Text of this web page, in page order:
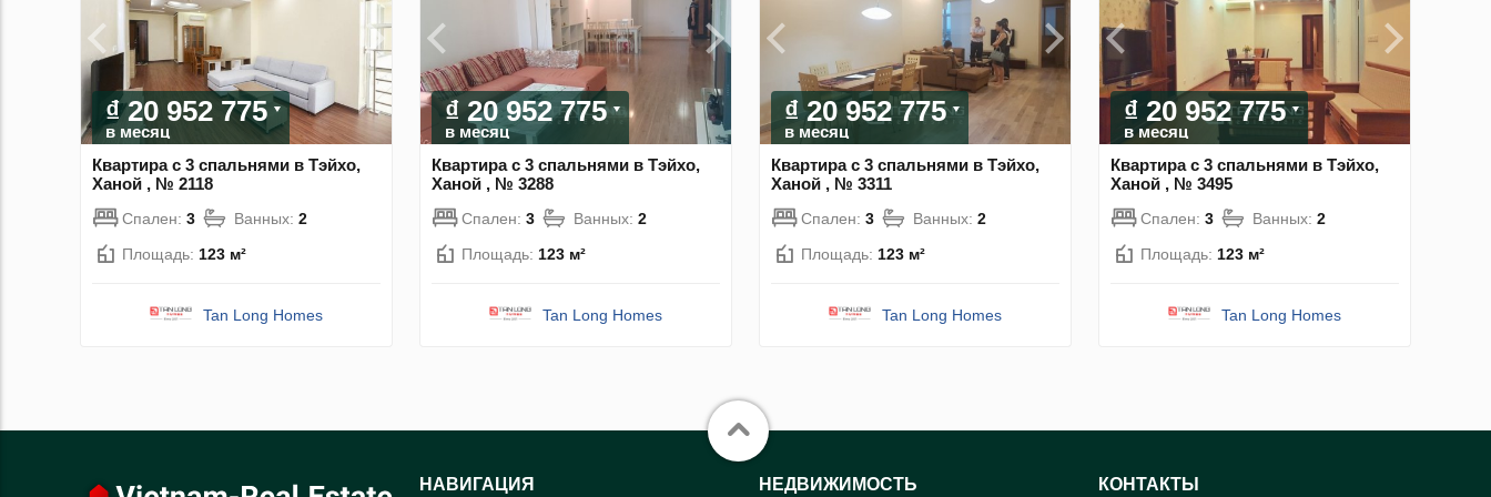
₫ 20 952 775
в месяц
Квартира с 3 спальнями в Тэйхо,
Ханой , № 2118
Спален: 3 Ванных: 2
Площадь: 123 м²
Tan Long Homes
₫ 20 952 775
в месяц
Квартира с 3 спальнями в Тэйхо,
Ханой , № 3288
Спален: 3 Ванных: 2
Площадь: 123 м²
Tan Long Homes
₫ 20 952 775
в месяц
Квартира с 3 спальнями в Тэйхо,
Ханой , № 3311
Спален: 3 Ванных: 2
Площадь: 123 м²
Tan Long Homes
₫ 20 952 775
в месяц
Квартира с 3 спальнями в Тэйхо,
Ханой , № 3495
Спален: 3 Ванных: 2
Площадь: 123 м²
Tan Long Homes
НАВИГАЦИЯ НЕДВИЖИМОСТЬ КОНТАКТЫ